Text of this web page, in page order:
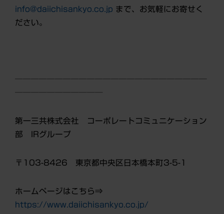
info@daiichisankyo.co.jp まで、お気軽にお寄せく
ださい。
────────────────────────
───────────
第一三共株式会社 コーポレートコミュニケーション
部 IRグループ
〒103-8426 東京都中央区日本橋本町3-5-1
ホームページはこちら⇒
https://www.daiichisankyo.co.jp/